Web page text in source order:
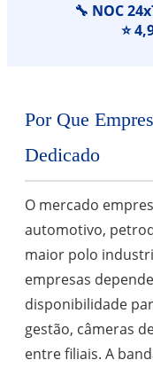
🔧 NOC
⭐
Por Que
Dedicado
O mercado
automotivo,
maior polo
empresas
disponibilidade
gestão, câmeras
entre filiais. A